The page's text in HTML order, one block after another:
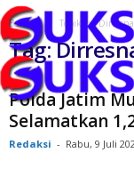
s
i
a
s
Beranda Topik
Tag:
Polda Jatim
Selamatkan
Redaksi - Rabu, 9 Juli